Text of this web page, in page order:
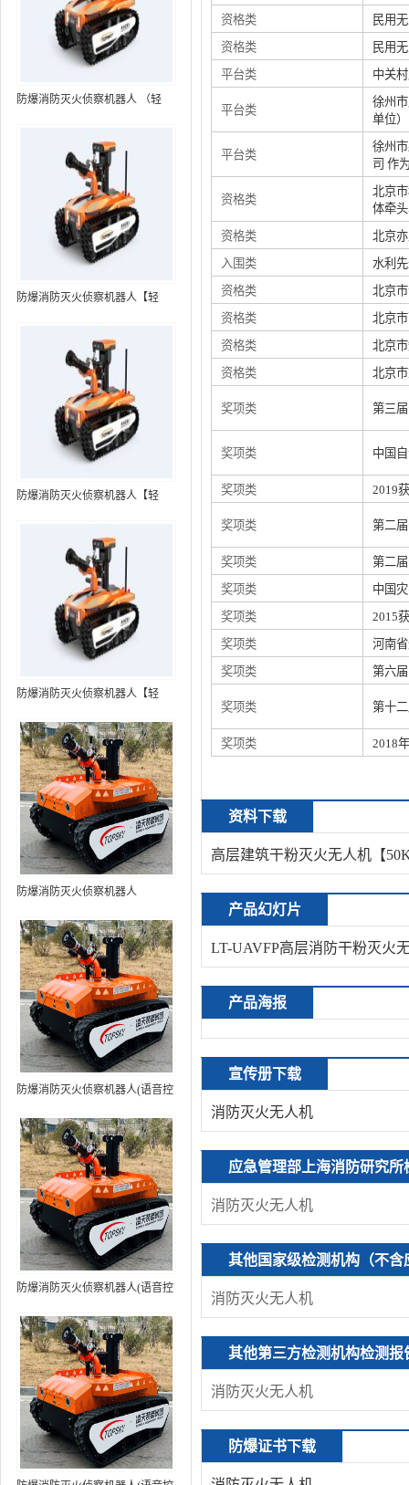
防爆消防灭火侦察机器人 （轻
MC80BD（第6代）
防爆消防灭火侦察机器人【轻
装置+语音控制+跟随功能+5G控
防爆消防灭火侦察机器人【轻
装置+语音控制+跟随功能+5G控
制+水炮跟踪火焰）RXR-
MC80BD（第8代）
防爆消防灭火侦察机器人【轻
装置+语音控制+跟随功能+5G控
制+水炮跟踪火焰+自主导航）
防爆消防灭火侦察机器人
防爆消防灭火侦察机器人(语音控
MC80BD（第6代）
防爆消防灭火侦察机器人(语音控
RXR-MC80BD（第7代）
资格类
民用
资格类
民用
平台类
中关
平台类
徐州
单位）
平台类
徐州
司 作
资格类
北京
体牵
资格类
北京
入围类
水利
资格类
北京
资格类
北京
资格类
北京
资格类
北京
奖项类 第三
奖项类 中国
奖项类 2019
奖项类 第二
奖项类
第二
奖项类
中国
奖项类
2015
奖项类
河南
奖项类
第六
奖项类 第十
奖项类 2018
资料下载
高层建筑干粉灭火无人机【
产品幻灯片
LT-UAVFP高层消防干粉灭火
产品海报
宣传册下载
消防灭火无人机
应急管理部上海消防研究所
消防灭火无人机
其他国家级检测机构（不
消防灭火无人机
其他第三方检测机构检测报
消防灭火无人机
防爆证书下载